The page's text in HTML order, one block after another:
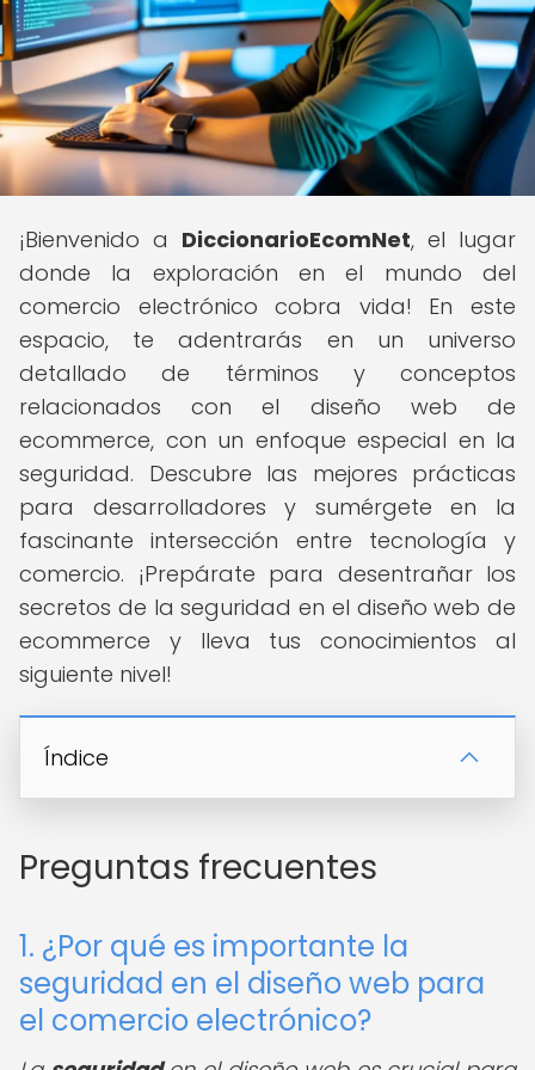
¡Bienvenido a DiccionarioEcomNet, el lugar
donde la exploración en el mundo del
comercio electrónico cobra vida! En este
espacio, te adentrarás en un universo
detallado de términos y conceptos
relacionados con el diseño web de
ecommerce, con un enfoque especial en la
seguridad. Descubre las mejores prácticas
para desarrolladores y sumérgete en la
fascinante intersección entre tecnología y
comercio. ¡Prepárate para desentrañar los
secretos de la seguridad en el diseño web de
ecommerce y lleva tus conocimientos al
siguiente nivel!
Índice
Preguntas frecuentes
1. ¿Por qué es importante la
seguridad en el diseño web para
el comercio electrónico?